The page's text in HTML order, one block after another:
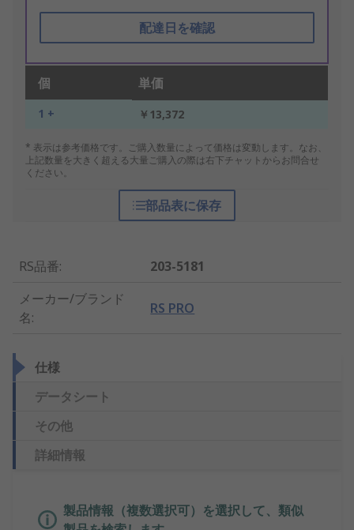
配達日を確認
個 単価
1 + ￥13,372
* 表示は参考価格です。ご購入数量によって価格は変動します。なお、
上記数量を大きく超える大量ご購入の際は右下チャットからお問合せ
ください。
部品表に保存
RS品番:
203-5181
メーカー/ブランド
名:
RS PRO
仕様
データシート
その他
詳細情報
製品情報（複数選択可）を選択して、類似